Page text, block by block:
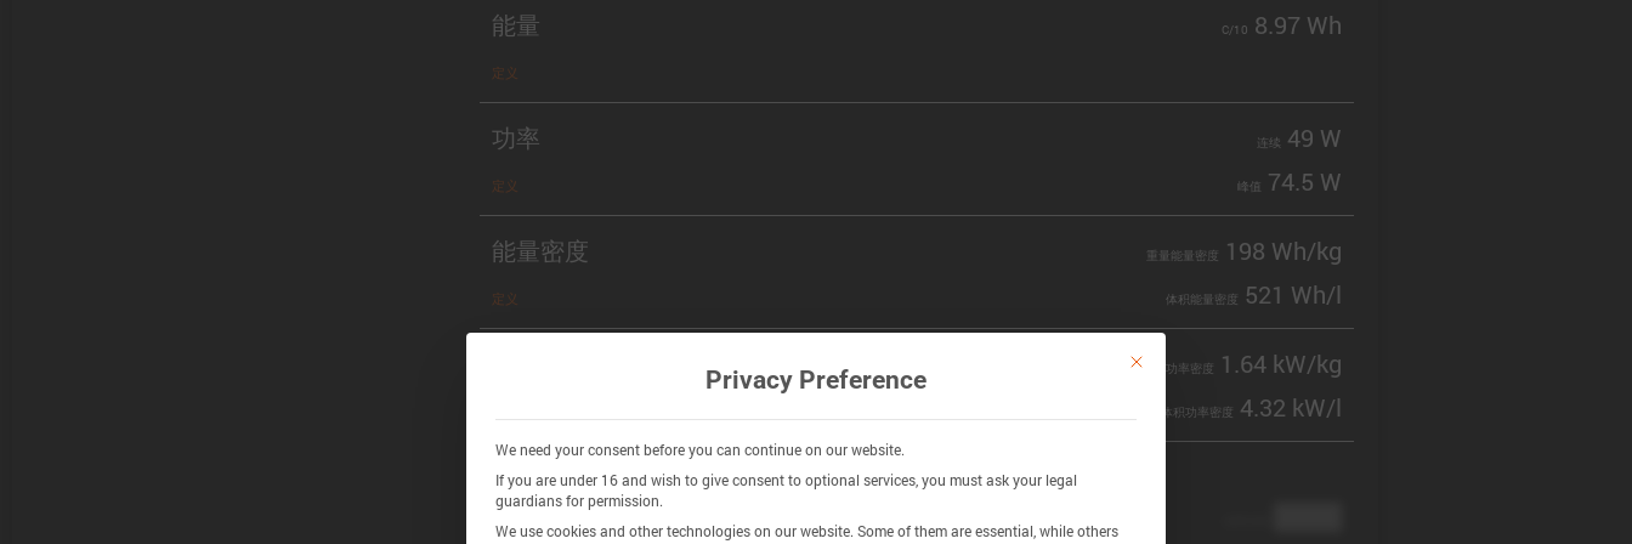
能量
定义
C/10 8.97 Wh
功率
定义
连续 49 W
峰值 74.5 W
能量密度
定义
重量能量密度 198 Wh/kg
体积能量密度 521 Wh/l
重量功率密度 1.64 kW/kg
体积功率密度 4.32 kW/l
Chemistry
This button closes the dialog. Its functionality is identical to the Accept only
Privacy Preference
We need your consent before you can continue on our website.
If you are under 16 and wish to give consent to optional services, you must ask your legal
guardians for permission.
We use cookies and other technologies on our website. Some of them are essential, while others